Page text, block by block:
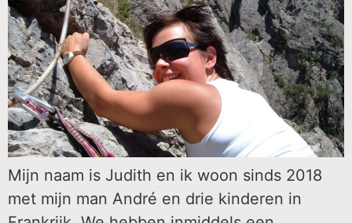
Mijn naam is Judith en ik woon sinds 2018
met mijn man André en drie kinderen in